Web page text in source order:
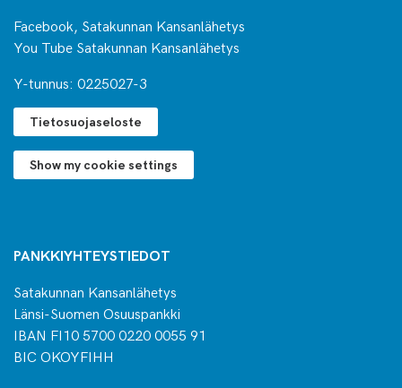
Facebook, Satakunnan Kansanlähetys
You Tube Satakunnan Kansanlähetys
Y-tunnus: 0225027-3
Tietosuojaseloste
Show my cookie settings
PANKKIYHTEYSTIEDOT
Satakunnan Kansanlähetys
Länsi-Suomen Osuuspankki
IBAN FI10 5700 0220 0055 91
BIC OKOYFIHH